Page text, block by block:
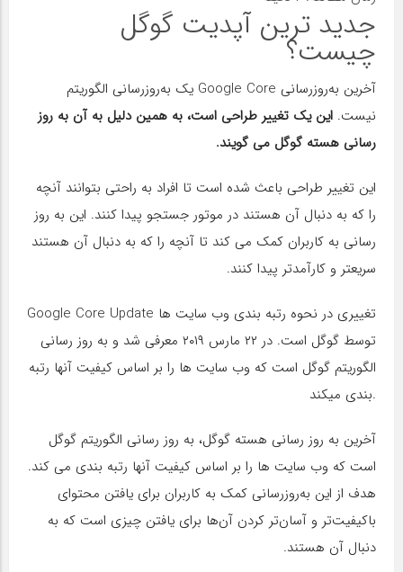
جدید ترین آپدیت گوگل
چیست؟
آخرین به‌روزرسانی Google Core یک به‌روزرسانی الگوریتم
نیست. این یک تغییر طراحی است، به همین دلیل به آن به روز
رسانی هسته گوگل می گویند.
این تغییر طراحی باعث شده است تا افراد به راحتی بتوانند آنچه
را که به دنبال آن هستند در موتور جستجو پیدا کنند. این به روز
رسانی به کاربران کمک می کند تا آنچه را که به دنبال آن هستند
سریعتر و کارآمدتر پیدا کنند.
Google Core Update تغییری در نحوه رتبه بندی وب سایت ها
توسط گوگل است. در ۲۲ مارس ۲۰۱۹ معرفی شد و به روز رسانی
الگوریتم گوگل است که وب سایت ها را بر اساس کیفیت آنها رتبه
بندی میکند.
آخرین به روز رسانی هسته گوگل، به روز رسانی الگوریتم گوگل
است که وب سایت ها را بر اساس کیفیت آنها رتبه بندی می کند.
هدف از این به‌روزرسانی کمک به کاربران برای یافتن محتوای
باکیفیت‌تر و آسان‌تر کردن آن‌ها برای یافتن چیزی است که به
دنبال آن هستند.